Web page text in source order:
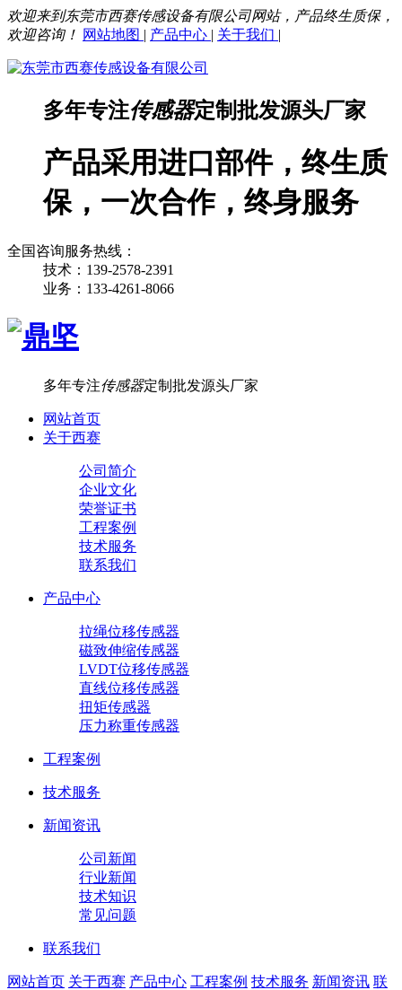
欢迎来到东莞市西赛传感设备有限公司网站，产品终生质保，
欢迎咨询！ 网站地图 | 产品中心 | 关于我们 |
多年专注传感器定制批发源头厂家
产品采用进口部件，终生质
保，一次合作，终身服务
全国咨询服务热线：
技术：139-2578-2391
业务：133-4261-8066
多年专注传感器定制批发源头厂家
网站首页
关于西赛
公司简介
企业文化
荣誉证书
工程案例
技术服务
联系我们
产品中心
拉绳位移传感器
磁致伸缩传感器
LVDT位移传感器
直线位移传感器
扭矩传感器
压力称重传感器
工程案例
技术服务
新闻资讯
公司新闻
行业新闻
技术知识
常见问题
联系我们
网站首页 关于西赛 产品中心 工程案例 技术服务 新闻资讯 联